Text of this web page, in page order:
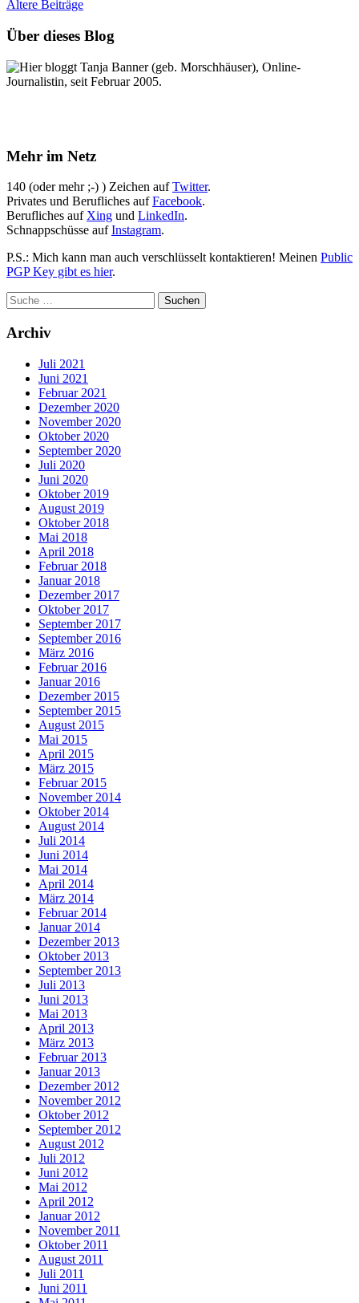
Ältere Beiträge
Über dieses Blog
Hier bloggt Tanja Banner (geb. Morschhäuser), Online-
Journalistin, seit Februar 2005.
Mehr im Netz
140 (oder mehr ;-) ) Zeichen aufTwitter.
Privates und Berufliches aufFacebook.
Berufliches auf Xing und LinkedIn.
Schnappschüsse aufInstagram.
P.S.: Mich kann man auch verschlüsselt kontaktieren! Meinen Public
PGP Key gibt es hier.
Archiv
Juli 2021
Juni 2021
Februar 2021
Dezember 2020
November 2020
Oktober 2020
September 2020
Juli 2020
Juni 2020
Oktober 2019
August 2019
Oktober 2018
Mai 2018
April 2018
Februar 2018
Januar 2018
Dezember 2017
Oktober 2017
September 2017
September 2016
März 2016
Februar 2016
Januar 2016
Dezember 2015
September 2015
August 2015
Mai 2015
April 2015
März 2015
Februar 2015
November 2014
Oktober 2014
August 2014
Juli 2014
Juni 2014
Mai 2014
April 2014
März 2014
Februar 2014
Januar 2014
Dezember 2013
Oktober 2013
September 2013
Juli 2013
Juni 2013
Mai 2013
April 2013
März 2013
Februar 2013
Januar 2013
Dezember 2012
November 2012
Oktober 2012
September 2012
August 2012
Juli 2012
Juni 2012
Mai 2012
April 2012
Januar 2012
November 2011
Oktober 2011
August 2011
Juli 2011
Juni 2011